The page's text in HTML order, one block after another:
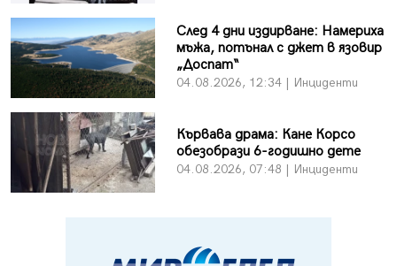
След 4 дни издирване: Намериха
мъжа, потънал с джет в язовир
„Доспат“
04.08.2026, 12:34 | Инциденти
Кървава драма: Кане Корсо
обезобрази 6-годишно дете
04.08.2026, 07:48 | Инциденти